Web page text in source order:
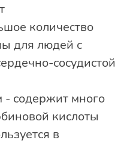
количество
для людей с
сосудистой
- содержит много
кислоты
в